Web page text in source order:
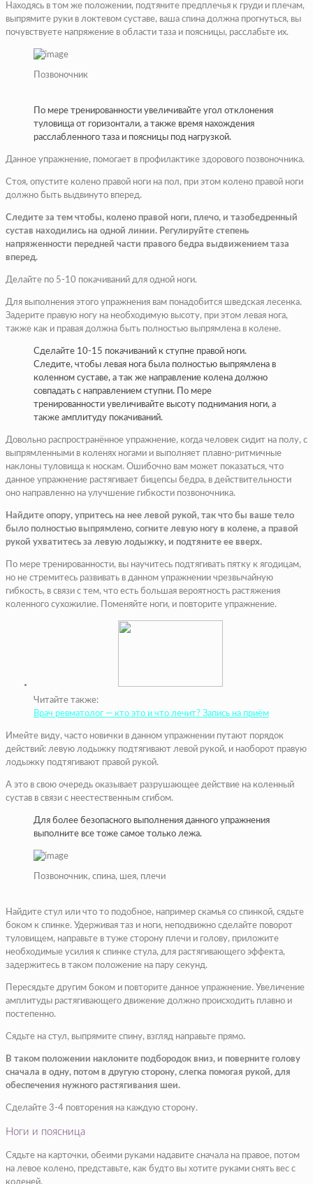
Находясь в том же положении, подтяните предплечья к груди и плечам,
выпрямите руки в локтевом суставе, ваша спина должна прогнуться, вы
почувствуете напряжение в области таза и поясницы, расслабьте их.
Позвоночник
По мере тренированности увеличивайте угол отклонения
туловища от горизонтали, а также время нахождения
расслабленного таза и поясницы под нагрузкой.
Данное упражнение, помогает в профилактике здорового позвоночника.
Стоя, опустите колено правой ноги на пол, при этом колено правой ноги
должно быть выдвинуто вперед.
Следите за тем чтобы, колено правой ноги, плечо, и тазобедренный
сустав находились на одной линии. Регулируйте степень
напряженности передней части правого бедра выдвижением таза
вперед.
Делайте по 5-10 покачиваний для одной ноги.
Для выполнения этого упражнения вам понадобится шведская лесенка.
Задерите правую ногу на необходимую высоту, при этом левая нога,
также как и правая должна быть полностью выпрямлена в колене.
Сделайте 10-15 покачиваний к ступне правой ноги.
Следите, чтобы левая нога была полностью выпрямлена в
коленном суставе, а так же направление колена должно
совпадать с направлением ступни. По мере
тренированности увеличивайте высоту поднимания ноги, а
также амплитуду покачиваний.
Довольно распространённое упражнение, когда человек сидит на полу, с
выпрямленными в коленях ногами и выполняет плавно-ритмичные
наклоны туловища к носкам. Ошибочно вам может показаться, что
данное упражнение растягивает бицепсы бедра, в действительности
оно направленно на улучшение гибкости позвоночника.
Найдите опору, упритесь на нее левой рукой, так что бы ваше тело
было полностью выпрямлено, согните левую ногу в колене, а правой
рукой ухватитесь за левую лодыжку, и подтяните ее вверх.
По мере тренированности, вы научитесь подтягивать пятку к ягодицам,
но не стремитесь развивать в данном упражнении чрезвычайную
гибкость, в связи с тем, что есть большая вероятность растяжения
коленного сухожилие. Поменяйте ноги, и повторите упражнение.
Читайте также:
Врач ревматолог — кто это и что лечит? Запись на приём
Имейте виду, часто новички в данном упражнении путают порядок
действий: левую лодыжку подтягивают левой рукой, и наоборот правую
лодыжку подтягивают правой рукой.
А это в свою очередь оказывает разрушающее действие на коленный
сустав в связи с неестественным сгибом.
Для более безопасного выполнения данного упражнения
выполните все тоже самое только лежа.
Позвоночник, спина, шея, плечи
Найдите стул или что то подобное, например скамья со спинкой, сядьте
боком к спинке. Удерживая таз и ноги, неподвижно сделайте поворот
туловищем, направьте в туже сторону плечи и голову, приложите
необходимые усилия к спинке стула, для растягивающего эффекта,
задержитесь в таком положение на пару секунд.
Пересядьте другим боком и повторите данное упражнение. Увеличение
амплитуды растягивающего движение должно происходить плавно и
постепенно.
Сядьте на стул, выпрямите спину, взгляд направьте прямо.
В таком положении наклоните подбородок вниз, и поверните голову
сначала в одну, потом в другую сторону, слегка помогая рукой, для
обеспечения нужного растягивания шеи.
Сделайте 3-4 повторения на каждую сторону.
Ноги и поясница
Сядьте на карточки, обеими руками надавите сначала на правое, потом
на левое колено, представьте, как будто вы хотите руками снять вес с